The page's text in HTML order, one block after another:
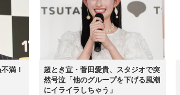
満！
超とき宣・菅田愛貴、スタジオで突
然号泣「他のグループを下げる風潮
にイライラしちゃう」